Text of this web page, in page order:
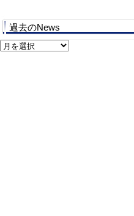
過去のNews
過